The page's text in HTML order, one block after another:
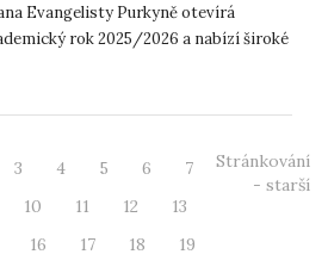
Evangelisty Purkyně otevírá
rok 2025/2026 a nabízí široké
3 4 5 6
7
10 11 12
13
16 17 18
19
Stránkování
- starší